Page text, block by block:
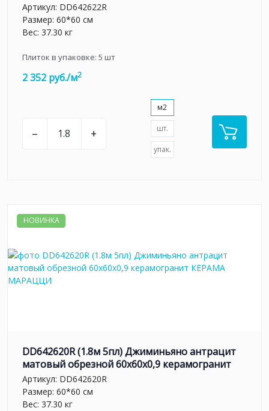
Артикул: DD642622R
Размер: 60*60 см
Вес: 37.30 кг
Плиток в упаковке: 5 шт
2 352 руб./м2
– +
м2
шт.
упак.
НОВИНКА
DD642620R (1.8м 5пл) Джиминьяно антрацит
матовый обрезной 60х60x0,9 керамогранит
Артикул: DD642620R
Размер: 60*60 см
Вес: 37.30 кг